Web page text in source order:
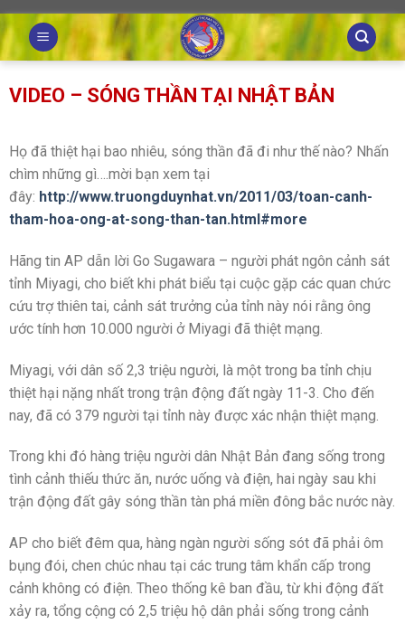
Skip
to
content
VIDEO – SÓNG THẦN TẠI NHẬT BẢN
Họ đã thiệt hại bao nhiêu, sóng thần đã đi như thế nào? Nhấn
chìm những gì….mời bạn xem tại
đây: http://www.truongduynhat.vn/2011/03/toan-canh-
tham-hoa-ong-at-song-than-tan.html#more
Hãng tin AP dẫn lời Go Sugawara – người phát ngôn cảnh sát
tỉnh Miyagi, cho biết khi phát biểu tại cuộc gặp các quan chức
cứu trợ thiên tai, cảnh sát trưởng của tỉnh này nói rằng ông
ước tính hơn 10.000 người ở Miyagi đã thiệt mạng.
Miyagi, với dân số 2,3 triệu người, là một trong ba tỉnh chịu
thiệt hại nặng nhất trong trận động đất ngày 11-3. Cho đến
nay, đã có 379 người tại tỉnh này được xác nhận thiệt mạng.
Trong khi đó hàng triệu người dân Nhật Bản đang sống trong
tình cảnh thiếu thức ăn, nước uống và điện, hai ngày sau khi
trận động đất gây sóng thần tàn phá miền đông bắc nước này.
AP cho biết đêm qua, hàng ngàn người sống sót đã phải ôm
bụng đói, chen chúc nhau tại các trung tâm khẩn cấp trong
cảnh không có điện. Theo thống kê ban đầu, từ khi động đất
xảy ra, tổng cộng có 2,5 triệu hộ dân phải sống trong cảnh